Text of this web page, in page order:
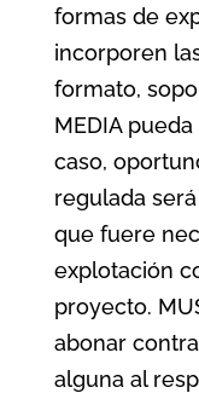
formas de
incorporen
formato,
MEDIA
caso,
regulada
que fuere
explotación
proyecto.
abonar
alguna al